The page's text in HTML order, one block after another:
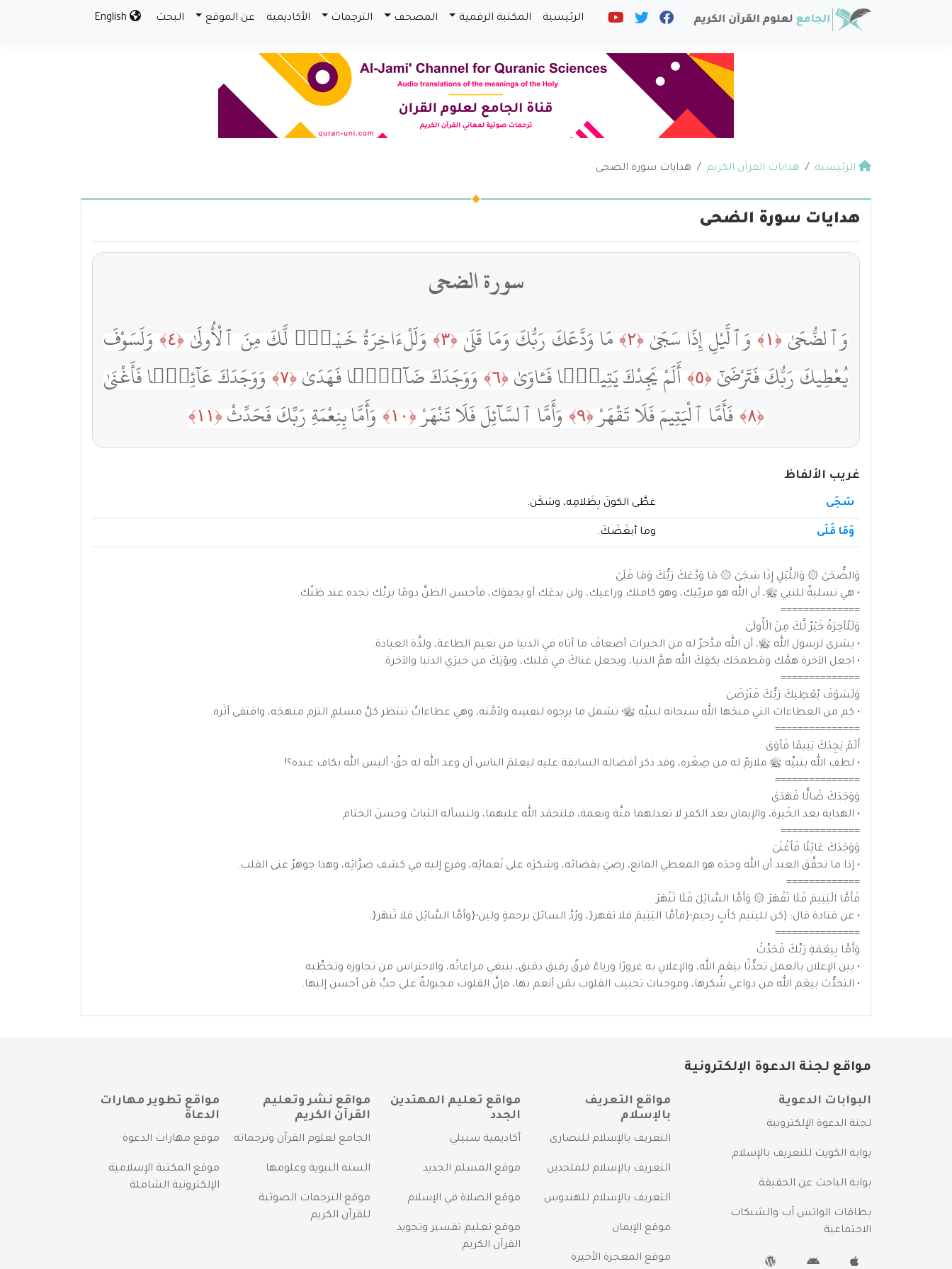
الرئيسية المكتبة الرقمية المصحف الترجمات الأكاديمية عن الموقع البحث
الرئيسية هدايات القرآن الكريم هدايات سورة الضحى
هدايات سورة الضحى
سورة الضحى
وَٱلضُّحَىٰ ﴿١﴾ وَٱلَّيْلِ إِذَا سَجَىٰ ﴿٢﴾ مَا وَدَّعَكَ رَبُّكَ وَمَا قَلَىٰ ﴿٣﴾ وَلَلْءَاخِرَةُ خَيْرٌۭ لَّكَ مِنَ ٱلْأُولَىٰ ﴿٤﴾
وَلَسَوْفَ
يُعْطِيكَ رَبُّكَ فَتَرْضَىٰٓ ﴿٥﴾ أَلَمْ يَجِدْكَ يَتِيمًۭا فَـَٔاوَىٰ ﴿٦﴾ وَوَجَدَكَ ضَآلًّۭا فَهَدَىٰ ﴿٧﴾ وَوَجَدَكَ عَآئِلًۭا فَأَغْنَىٰ
﴿٨﴾ فَأَمَّا ٱلْيَتِيمَ فَلَا تَقْهَرْ﴿٩﴾ وَأَمَّا ٱلسَّآئِلَ فَلَا تَنْهَرْ﴿١٠﴾ وَأَمَّا بِنِعْمَةِ رَبِّكَ فَحَدِّثْ﴿١١﴾
غريب الألفاظ
سَجَى غطَّى الكونَ بِظَلامِه، وسَكَن.
وَمَا قَلَى وما أبغَضَكَ.
وَالضُّحَىٰ ۞ وَاللَّيْلِ إِذَا سَجَىٰ ۞ مَا وَدَّعَكَ رَبُّكَ وَمَا قَلَىٰ
• هي تسليةٌ للنبي ﷺ، أن الله هو مربّيك، وهو كافلك وراعيك، ولن يدعَك أو يجفوَك، فأحسن الظنَّ دومًا بربِّك تجده عند ظنّك.
==============
وَلَلْآخِرَةُ خَيْرٌ لَّكَ مِنَ الْأُولَىٰ
• بشرى لرسول الله ﷺ، أن الله مدَّخرٌ له من الخيرات أضعافَ ما آتاه في الدنيا من نعيم الطاعة، ولذَّة العبادة.
• اجعل الآخرة همَّك ومَطمحَك يكفِكَ الله همَّ الدنيا، ويجعل غناكَ في قلبك، ويؤتِكَ من خيرَي الدنيا والآخرة.
==============
وَلَسَوْفَ يُعْطِيكَ رَبُّكَ فَتَرْضَىٰ
• كم من العطاءات التي منحَها الله سبحانه لنبيِّه ﷺ؛ تشمل ما يرجوه لنفسِه ولأمَّته، وهي عطاءاتٌ تنتظر كلَّ مسلمٍ التزم منهجَه، واقتفى أثَره.
===============
أَلَمْ يَجِدْكَ يَتِيمًا فَآوَىٰ
• لطف الله بنبيِّه ﷺ ملازمٌ له من صِغَره، وقد ذكر أفضاله السابقة عليه ليعلمَ الناس أن وعد الله له حقٌ؛ أليس الله بكاف عبده؟!
===============
وَوَجَدَكَ ضَالًّا فَهَدَىٰ
• الهداية بعد الخَيرة، والإيمان بعد الكفر لا تعدلهما منَّة ونعمة، فلنحمَد الله عليهما، ولنسأله الثباتَ وحسنَ الختام.
==============
وَوَجَدَكَ عَائِلًا فَأَغْنَىٰ
• إذا ما تحقَّق العبد أن الله وحدَه هو المعطي المانع، رضيَ بقضائه، وشكرَه على نَعمائِه، وفزع إليه في كشف ضرَّائِه، وهذا جوهرُ غنى القلب.
=============
فَأَمَّا الْيَتِيمَ فَلَا تَقْهَرْ ۞ وَأَمَّا السَّائِلَ فَلَا تَنْهَرْ
• عن قتادة قال: (كن لليتيم كأبٍ رحيم؛{فأمَّا اليَتِيمَ فلا تقهر{، ورُدَّ السائلَ برحمةٍ ولين؛{وأمَّا السَّائِل فلا تَنهَر{.
===============
وَأَمَّا بِنِعْمَةِ رَبِّكَ فَحَدِّثْ
• بين الإعلان بالعمل تحدُّثًا بنِعَم الله، والإعلانِ به غرورًا ورياءً فرقٌ رقيق دقيق، ينبغي مراعاتُه، والاحتراس من تجاوزه وتخطِّيه.
• التحدُّث بنِعَم الله من دواعي شُكرها، وموجبات تحبيب القلوب بمَن أنعم بها، فإنَّ القلوب مجبولةٌ على حبِّ مَن أحسن إليها.
مواقع لجنة الدعوة الإلكترونية
البوابات الدعوية
لجنة الدعوة الإلكترونية
بوابة الكويت للتعريف بالإسلام
بوابة الباحث عن الحقيقة
بطاقات الواتس آب والشبكات
الاجتماعية
مواقع التعريف
بالإسلام
التعريف بالإسلام للنصارى
التعريف بالإسلام للملحدين
التعريف بالإسلام للهندوس
موقع الإيمان
موقع المعجزة الأخيرة
مواقع تعليم المهتدين
الجدد
أكاديمية سبيلي
موقع المسلم الجديد
موقع الصلاة في الإسلام
موقع تعليم تفسير وتجويد
القرآن الكريم
مواقع نشر وتعليم
القرآن الكريم
الجامع لعلوم القرآن وترجماته
السنة النبوية وعلومها
موقع الترجمات الصوتية
للقرآن الكريم
مواقع تطوير مهارات
الدعاة
موقع مهارات الدعوة
موقع المكتبة الإسلامية
الإلكترونية الشاملة